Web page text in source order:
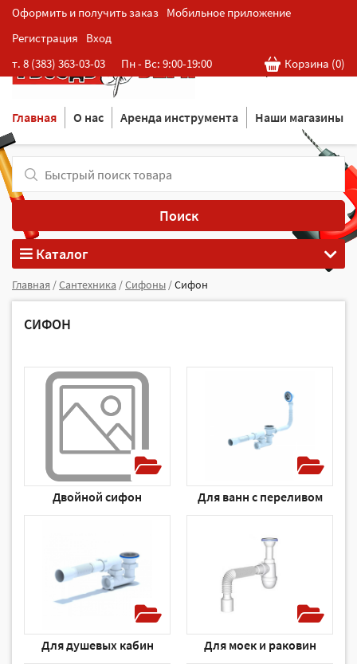
Оформить и получить заказ Мобильное приложение
Регистрация
Вход
т. 8 (383) 363-03-03
Пн - Вс: 9:00-19:00 Корзина (0)
Розничная cеть магазинов
в Новосибирске
Главная О нас Аренда инструмента Наши магазины
Поиск
Каталог
Главная /Сантехника /Сифоны /Сифон
СИФОН
Двойной сифон Для ванн с переливом
Для душевых кабин Для моек и раковин